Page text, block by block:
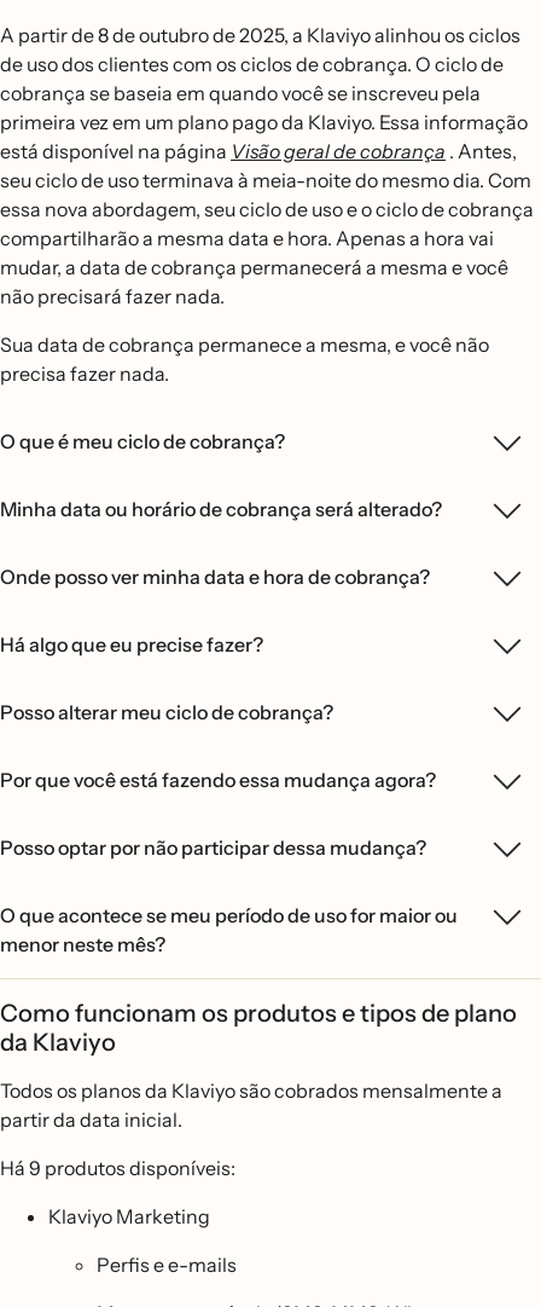
A partir de 8 de outubro de 2025, a Klaviyo alinhou os ciclos
de uso dos clientes com os ciclos de cobrança. O ciclo de
cobrança se baseia em quando você se inscreveu pela
primeira vez em um plano pago da Klaviyo. Essa informação
está disponível na página Visão geral de cobrança . Antes,
seu ciclo de uso terminava à meia-noite do mesmo dia. Com
essa nova abordagem, seu ciclo de uso e o ciclo de cobrança
compartilharão a mesma data e hora. Apenas a hora vai
mudar, a data de cobrança permanecerá a mesma e você
não precisará fazer nada.
Sua data de cobrança permanece a mesma, e você não
precisa fazer nada.
O que é meu ciclo de cobrança?
Minha data ou horário de cobrança será alterado?
Onde posso ver minha data e hora de cobrança?
Há algo que eu precise fazer?
Posso alterar meu ciclo de cobrança?
Por que você está fazendo essa mudança agora?
Posso optar por não participar dessa mudança?
O que acontece se meu período de uso for maior ou
menor neste mês?
Como funcionam os produtos e tipos de plano
da Klaviyo
Todos os planos da Klaviyo são cobrados mensalmente a
partir da data inicial.
Há 9 produtos disponíveis:
Klaviyo Marketing
Perfis e e-mails